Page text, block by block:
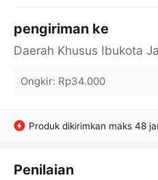
pengiriman ke
Ongkir: Rp34.000
Produk dikirimkan maks 48
Penilaian